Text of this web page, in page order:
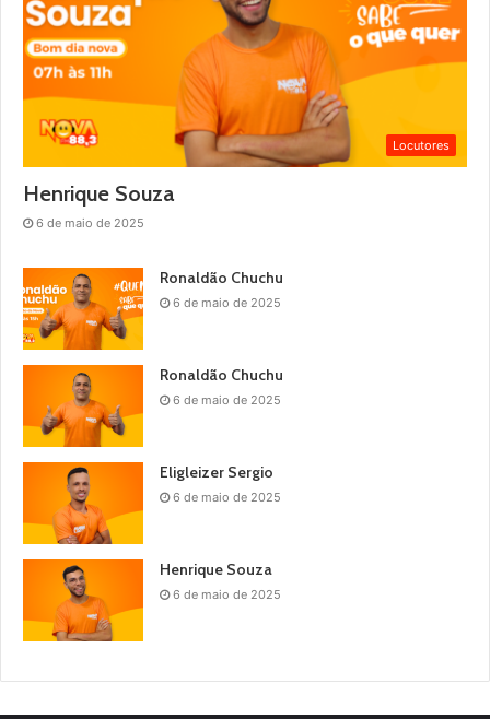
Locutores
Henrique Souza
6 de maio de 2025
Ronaldão Chuchu
6 de maio de 2025
Ronaldão Chuchu
6 de maio de 2025
Eligleizer Sergio
6 de maio de 2025
Henrique Souza
6 de maio de 2025